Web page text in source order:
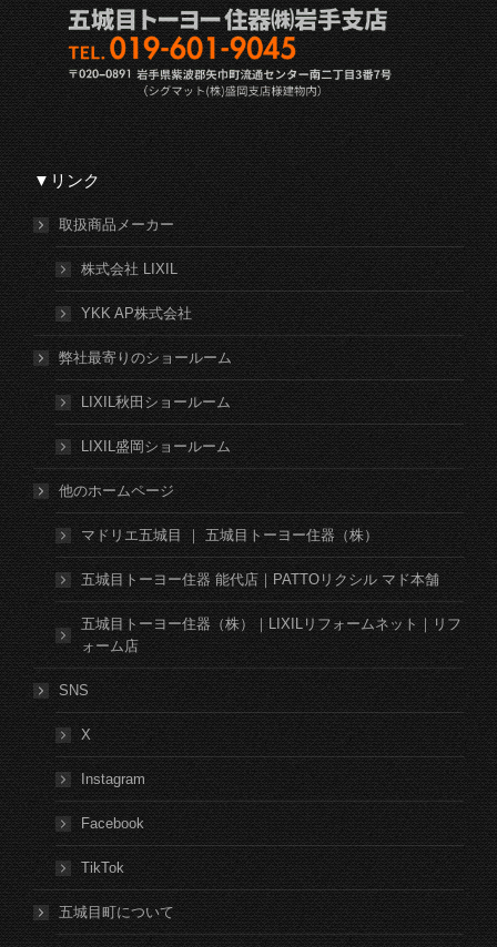
▼リンク
取扱商品メーカー
株式会社 LIXIL
YKK AP株式会社
弊社最寄りのショールーム
LIXIL秋田ショールーム
LIXIL盛岡ショールーム
他のホームページ
マドリエ五城目 ｜ 五城目トーヨー住器（株）
五城目トーヨー住器 能代店｜PATTOリクシル マド本舗
五城目トーヨー住器（株）｜LIXILリフォームネット｜リフ
ォーム店
SNS
X
Instagram
Facebook
TikTok
五城目町について